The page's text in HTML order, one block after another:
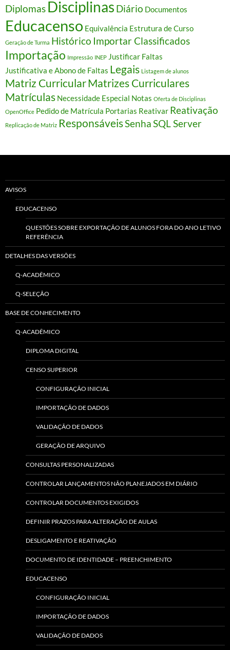
Diplomas Disciplinas Diário Documentos
Educacenso Equivalência Estrutura de Curso
Geração de Turma Histórico Importar Classificados
Importação Impressão INEP Justificar Faltas
Justificativa e Abono de Faltas Legais Listagem de alunos
Matriz CurricularMatrizes Curriculares
Matrículas Necessidade Especial Notas Oferta de Disciplinas
OpenOffice Pedido de Matrícula Portarias Reativar Reativação
Replicação de Matriz ResponsáveisSenhaSQL Server
AVISOS
EDUCACENSO
QUESTÕES SOBRE EXPORTAÇÃO DE ALUNOS FORA DO ANO LETIVO
REFERÊNCIA
DETALHES DAS VERSÕES
Q-ACADÊMICO
Q-SELEÇÃO
BASE DE CONHECIMENTO
Q-ACADÊMICO
DIPLOMA DIGITAL
CENSO SUPERIOR
CONFIGURAÇÃO INICIAL
IMPORTAÇÃO DE DADOS
VALIDAÇÃO DE DADOS
GERAÇÃO DE ARQUIVO
CONSULTAS PERSONALIZADAS
CONTROLAR LANÇAMENTOS NÃO PLANEJADOS EM DIÁRIO
CONTROLAR DOCUMENTOS EXIGIDOS
DEFINIR PRAZOS PARA ALTERAÇÃO DE AULAS
DESLIGAMENTO E REATIVAÇÃO
DOCUMENTO DE IDENTIDADE – PREENCHIMENTO
EDUCACENSO
CONFIGURAÇÃO INICIAL
IMPORTAÇÃO DE DADOS
VALIDAÇÃO DE DADOS